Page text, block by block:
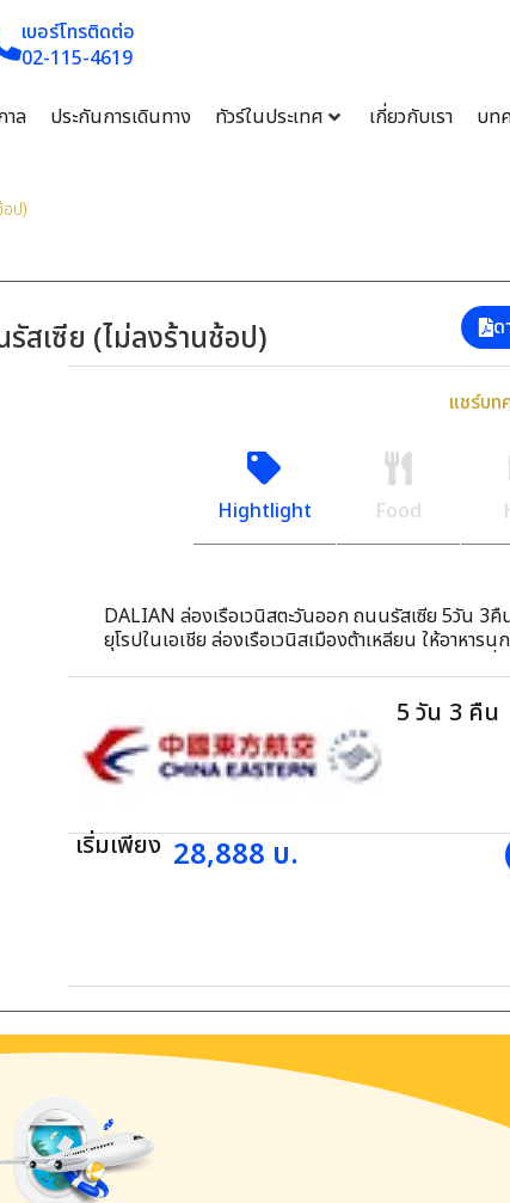
เบอร์โทรติดต่อ
02-115-4619
าล ประกันการเดินทาง ทัวร์ในประเทศ เกี่ยวกับเรา บท
ป)
สเซีย (ไม่ลงร้านช้อป) ด
แชร์บท
Hightlight Food
DALIAN ล่องเรือเวนิสตะวันออก ถนนรัสเซีย 5วัน 3
ยุโรปในเอเชีย ล่องเรือเวนิสเมืองต้าเหลียน ให้อาหารนกนางนวลที่จัตุรัสซิงไห่
รัสเซีย ถนนกวนตง จัตุรัสจงซาน วัดเหิงซาน
5วัน 3คืน
เริ่มเพียง 28,888 บ.